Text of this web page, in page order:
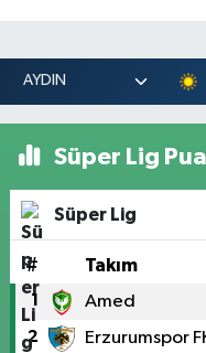
Süper Lig
Süper Lig
# Takım
1 Amed
2 Erzurumspor